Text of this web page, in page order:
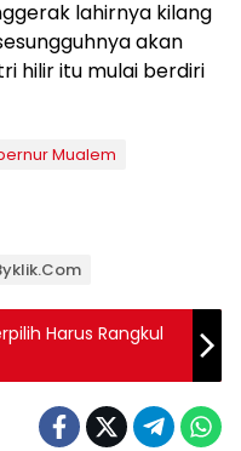
lahirnya kilang
akan
hilir itu mulai berdiri
Mualem
Harus Rangkul